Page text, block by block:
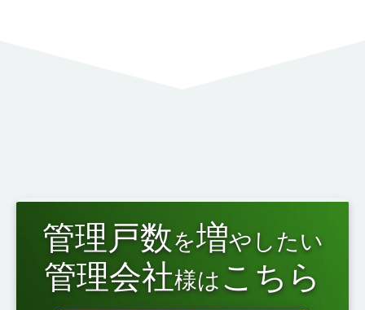
管理戸数を増やしたい
管理会社様は こちら